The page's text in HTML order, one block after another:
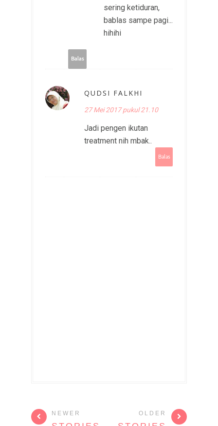
sering ketiduran,
bablas sampe pagi...
hihihi
Balas
QUDSI FALKHI
27 Mei 2017 pukul 21.10
Jadi pengen ikutan
treatment nih mbak..
Balas
NEWER OLDER